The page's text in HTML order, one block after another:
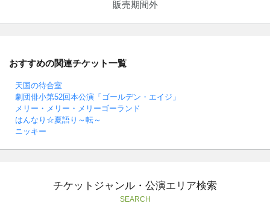
販売期間外
おすすめの関連チケット一覧
天国の待合室
劇団俳小第52回本公演「ゴールデン・エイジ」
メリー・メリー・メリーゴーランド
はんなり☆夏語り～転～
ニッキー
チケットジャンル・公演エリア検索
SEARCH